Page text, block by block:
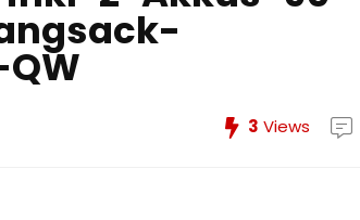
3 Views